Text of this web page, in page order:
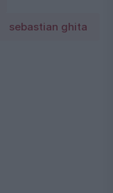
sebastian ghita